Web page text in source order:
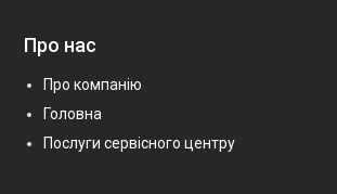
Про нас
Про компанію
Головна
Послуги сервісного центру